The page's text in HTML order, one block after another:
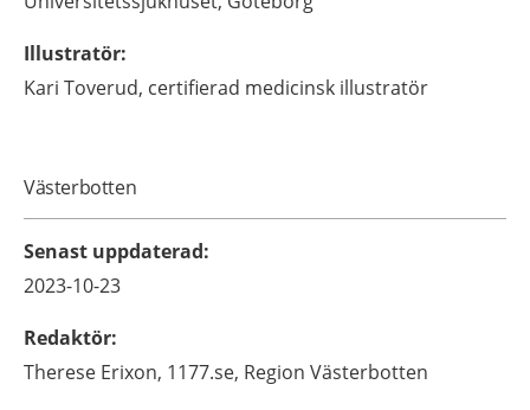
Illustratör:
Kari Toverud, certifierad medicinsk illustratör
Västerbotten
Senast uppdaterad:
2023-10-23
Redaktör:
Therese Erixon, 1177.se, Region Västerbotten